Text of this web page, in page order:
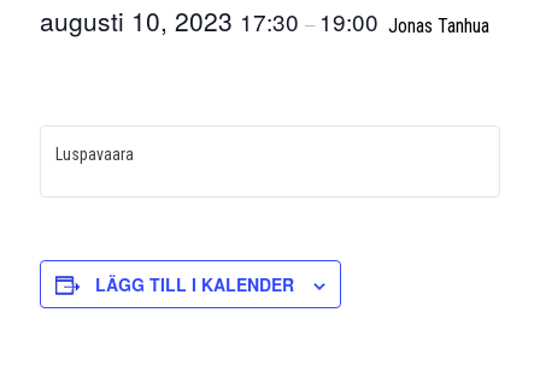
augusti 10, 2023 17:30 – 19:00 Jonas Tanhua
Luspavaara
LÄGG TILL I KALENDER